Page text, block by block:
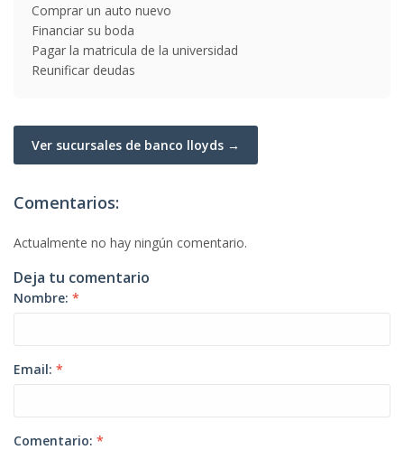
Comprar un auto nuevo
Financiar su boda
Pagar la matricula de la universidad
Reunificar deudas
Ver sucursales de banco lloyds →
Comentarios:
Actualmente no hay ningún comentario.
Deja tu comentario
Nombre: *
Email: *
Comentario: *